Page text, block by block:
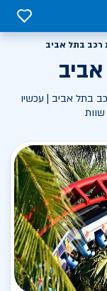
0
רכב בתל אביב
בתל אביב | עכשיו